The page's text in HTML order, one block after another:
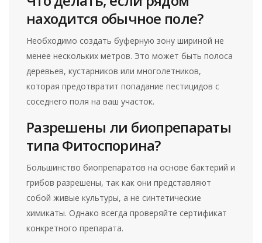
находится обычное поле?
Необходимо создать буферную зону шириной не
менее нескольких метров. Это может быть полоса
деревьев, кустарников или многолетников,
которая предотвратит попадание пестицидов с
соседнего поля на ваш участок.
Разрешены ли биопрепараты
типа Фитоспорина?
Большинство биопрепаратов на основе бактерий и
грибов разрешены, так как они представляют
собой живые культуры, а не синтетические
химикаты. Однако всегда проверяйте сертификат
конкретного препарата.